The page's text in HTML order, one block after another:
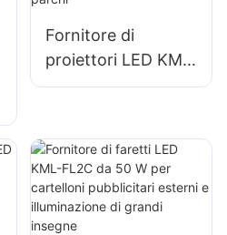
Fornitore di
proiettori LED KML-
FL05 da 400 W,